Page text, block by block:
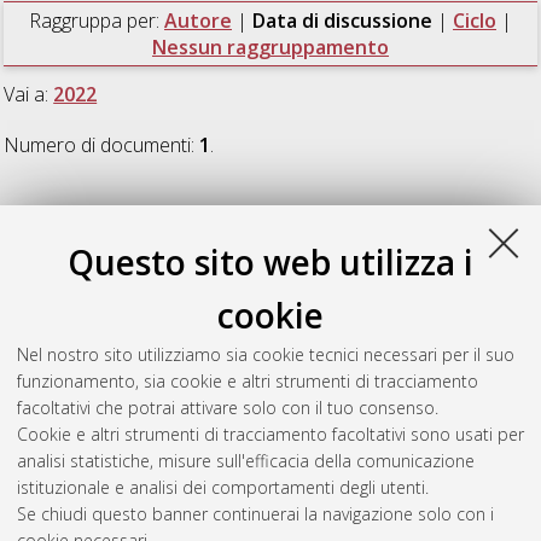
Questo sito web utilizza i
cookie
Nel nostro sito utilizziamo sia cookie tecnici necessari per il suo
funzionamento, sia cookie e altri strumenti di tracciamento
facoltativi che potrai attivare solo con il tuo consenso.
Cookie e altri strumenti di tracciamento facoltativi sono usati per
analisi statistiche, misure sull'efficacia della comunicazione
istituzionale e analisi dei comportamenti degli utenti.
Se chiudi questo banner continuerai la navigazione solo con i
Raggruppa per: Autore | Data di discussione | Ciclo |
Nessun raggruppamento
Vai a: 2022
Numero di documenti: 1.
2022
Amantea, Ilaria Angela(2022) Methods and tools for analysis
and management of risks and regulatory compliance in the
healthcare sector: the hospital at home – HaH
thesis], Alma Mater Studiorum Università di Bologna.
Dottorato di ricerca inLaw, science and technology, 34 Ciclo.
DOI 10.48676/unibo/amsdottorato/10066.
Questa lista e' stata generata ilFri Aug 7 20:43:46 2026 CEST